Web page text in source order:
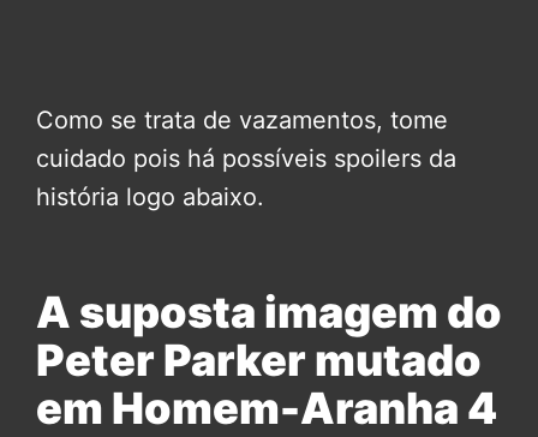
Como se trata de vazamentos, tome
cuidado pois há possíveis spoilers da
história logo abaixo.
A suposta imagem do
Peter Parker mutado
em Homem-Aranha 4